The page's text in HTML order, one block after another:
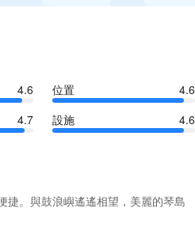
4.6 位置
4.6
4.7 設施 4.6
捷。與鼓浪嶼遙遙相望，美麗的琴島